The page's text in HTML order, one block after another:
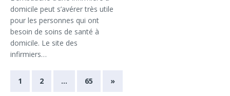
domicile peut s’avérer très utile
pour les personnes qui ont
besoin de soins de santé à
domicile. Le site des
infirmiers…
1 2 … 65 »